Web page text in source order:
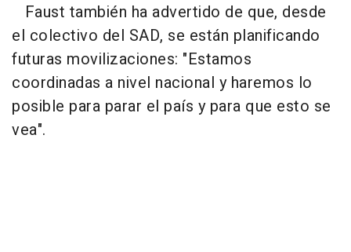
Faust también ha advertido de que, desde
el colectivo del SAD, se están planificando
futuras movilizaciones: "Estamos
coordinadas a nivel nacional y haremos lo
posible para parar el país y para que esto se
vea".